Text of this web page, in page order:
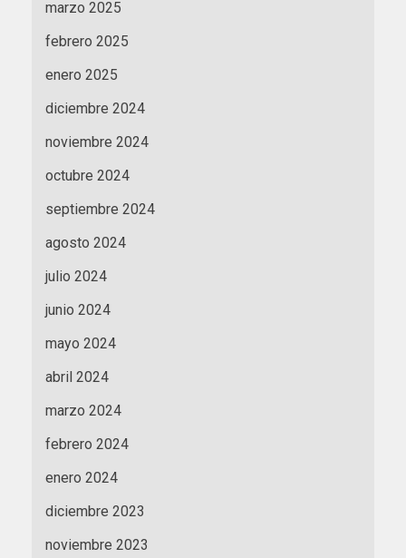
marzo 2025
febrero 2025
enero 2025
diciembre 2024
noviembre 2024
octubre 2024
septiembre 2024
agosto 2024
julio 2024
junio 2024
mayo 2024
abril 2024
marzo 2024
febrero 2024
enero 2024
diciembre 2023
noviembre 2023